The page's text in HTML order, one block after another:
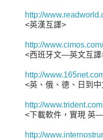
http://
<英漢互譯>
http://
<西班牙文—英文互譯
http://
<英、俄、德、日到
http://
<下載軟件，實現
http://